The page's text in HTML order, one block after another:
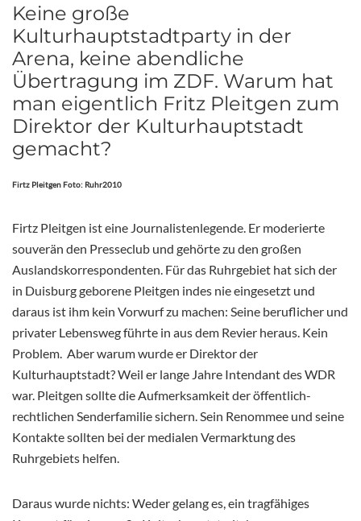
Keine große
Kulturhauptstadtparty in der
Arena, keine abendliche
Übertragung im ZDF. Warum hat
man eigentlich Fritz Pleitgen zum
Direktor der Kulturhauptstadt
gemacht?
Firtz Pleitgen Foto: Ruhr2010
Firtz Pleitgen ist eine Journalistenlegende. Er moderierte
souverän den Presseclub und gehörte zu den großen
Auslandskorrespondenten. Für das Ruhrgebiet hat sich der
in Duisburg geborene Pleitgen indes nie eingesetzt und
daraus ist ihm kein Vorwurf zu machen: Seine beruflicher und
privater Lebensweg führte in aus dem Revier heraus. Kein
Problem. Aber warum wurde er Direktor der
Kulturhauptstadt? Weil er lange Jahre Intendant des WDR
war. Pleitgen sollte die Aufmerksamkeit der öffentlich-
rechtlichen Senderfamilie sichern. Sein Renommee und seine
Kontakte sollten bei der medialen Vermarktung des
Ruhrgebiets helfen.
Daraus wurde nichts: Weder gelang es, ein tragfähiges